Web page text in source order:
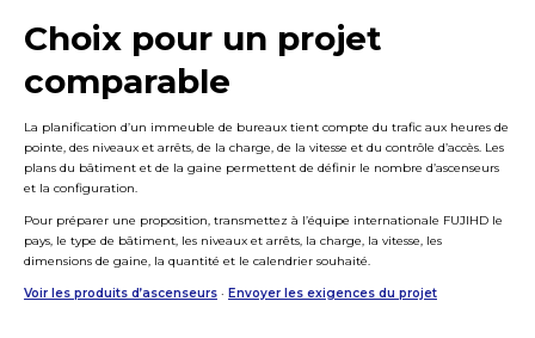
Choix pour un projet
comparable
La planification d’un immeuble de bureaux tient compte du trafic aux heures de
pointe, des niveaux et arrêts, de la charge, de la vitesse et du contrôle d’accès. Les
plans du bâtiment et de la gaine permettent de définir le nombre d’ascenseurs
et la configuration.
Pour préparer une proposition, transmettez à l’équipe internationale FUJIHD le
pays, le type de bâtiment, les niveaux et arrêts, la charge, la vitesse, les
dimensions de gaine, la quantité et le calendrier souhaité.
Voir les produits d’ascenseurs · Envoyer les exigences du projet